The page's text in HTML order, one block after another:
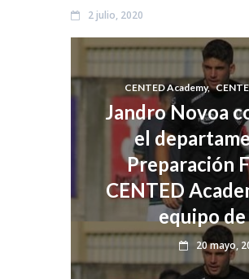
2 julio, 2020
CENTED Academy,
Jandro Novoa
el
Preparación
CENTED
equipo
20 mayo,